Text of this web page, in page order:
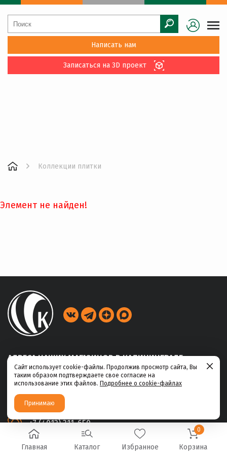
Написать нам
Записаться на 3D проект
Коллекции плитки
Элемент не найден!
АДРЕСА НАШИХ МАГАЗИНОВ В КАЛИНИНГРАДЕ
ул. Габайдулина, 39
+7 (4012) 311-456
ул. Ю.Маточкина, 2а
+7 (4012) 311-650
Главная Каталог Избранное
0
Корзина
Сайт использует cookie-файлы. Продолжив просмотр сайта, Вы
таким образом подтверждаете свое согласие на
использование этих файлов. Подробнее о cookie-файлах
Принимаю